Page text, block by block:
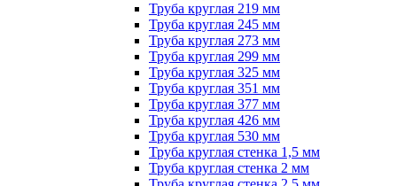
Труба круглая 219 мм
Труба круглая 245 мм
Труба круглая 273 мм
Труба круглая 299 мм
Труба круглая 325 мм
Труба круглая 351 мм
Труба круглая 377 мм
Труба круглая 426 мм
Труба круглая 530 мм
Труба круглая стенка 1,5 мм
Труба круглая стенка 2 мм